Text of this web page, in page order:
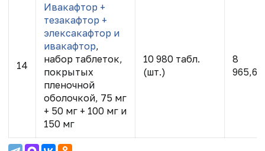
14
Ивакафтор +
тезакафтор +
элексакафтор и
ивакафтор,
набор таблеток,
покрытых
пленочной
оболочкой, 75 мг
+ 50 мг + 100 мг и
150 мг
10 980 табл.
(шт.)
8
965,66